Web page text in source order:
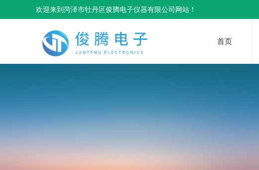
欢迎来到菏泽市牡丹区俊腾电子仪器有限公司网站！
首页